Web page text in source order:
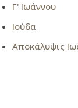
Γ' Ιωάννου
Ιούδα
Αποκάλυψις